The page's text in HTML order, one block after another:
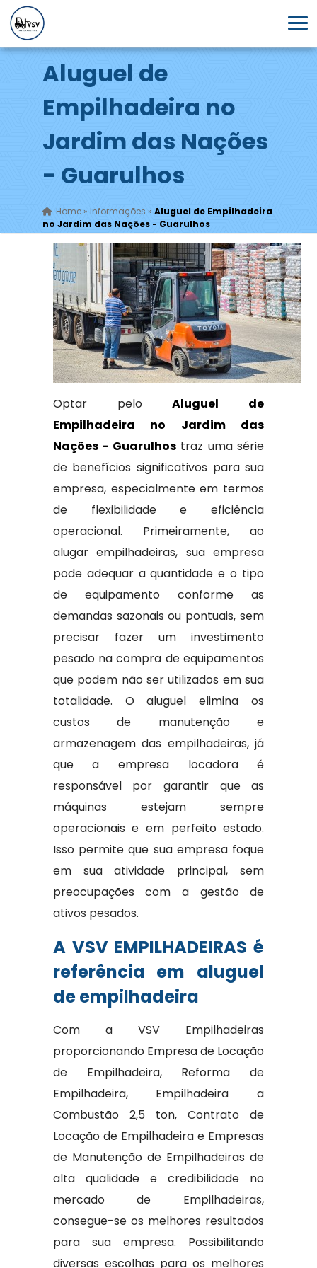
Aluguel de
Empilhadeira no
Jardim das Nações
- Guarulhos
Home» Informações » Aluguel de Empilhadeira
no Jardim das Nações - Guarulhos
Optar peloAluguel de
Empilhadeira no Jardim das
Nações - Guarulhostraz uma série
de benefícios significativos para sua
empresa, especialmente em termos
de flexibilidade e eficiência
operacional. Primeiramente, ao
alugar empilhadeiras, sua empresa
pode adequar a quantidade e o tipo
de equipamento conforme as
demandas sazonais ou pontuais, sem
precisar fazer um investimento
pesado na compra de equipamentos
que podem não ser utilizados em sua
totalidade. O aluguel elimina os
custos de manutenção e
armazenagem das empilhadeiras, já
que a empresa locadora é
responsável por garantir que as
máquinas estejam sempre
operacionais e em perfeito estado.
Isso permite que sua empresa foque
em sua atividade principal, sem
preocupações com a gestão de
ativos pesados.
A VSV EMPILHADEIRAS é
referência em aluguel
de empilhadeira
Com a VSV Empilhadeiras
proporcionando Empresa de Locação
de Empilhadeira, Reforma de
Empilhadeira, Empilhadeira a
Combustão 2,5 ton, Contrato de
Locação de Empilhadeira e Empresas
de Manutenção de Empilhadeiras de
alta qualidade e credibilidade no
mercado de Empilhadeiras,
consegue-se os melhores resultados
para sua empresa. Possibilitando
diversas escolhas para os melhores